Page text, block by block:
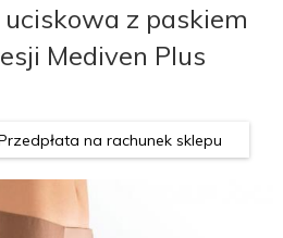
uciskowa z paskiem
Mediven Plus
na rachunek sklepu